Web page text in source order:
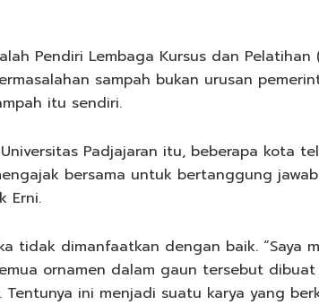
Pendiri Lembaga Kursus dan Pelatihan
sampah bukan urusan
itu sendiri.
Padjajaran itu, beberapa kota
bersama untuk bertanggung
Erni.
tidak dimanfaatkan dengan baik. “Saya
ornamen dalam gaun tersebut
Tentunya ini menjadi suatu karya yang